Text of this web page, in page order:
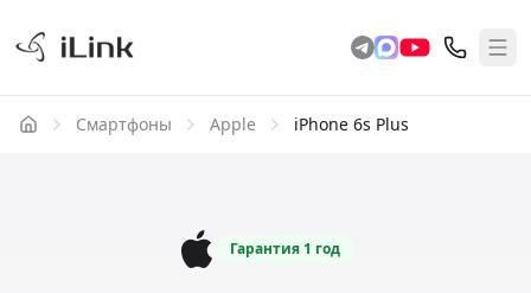
Смартфоны Apple iPhone 6s Plus
Гарантия 1 год